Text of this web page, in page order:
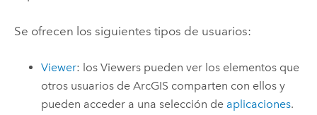
Se ofrecen los siguientes tipos de usuarios:
Viewer: losViewers pueden ver los elementos que
otros usuarios de ArcGIS comparten con ellos y
pueden acceder a una selección de aplicaciones.